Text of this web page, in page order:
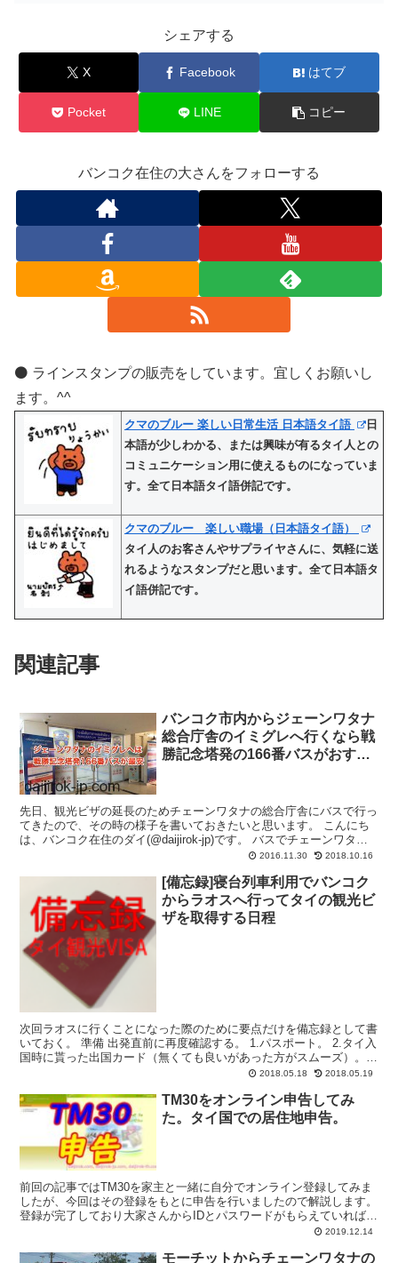
シェアする
X Facebook はてブ
Pocket LINE コピー
バンコク在住の大さんをフォローする
⚫️ ラインスタンプの販売をしています。宜しくお願いし
ます。^^
クマのブルー 楽しい日常生活 日本語タイ語
日
本語が少しわかる、または興味が有るタイ人との
コミュニケーション用に使えるものになっていま
す。全て日本語タイ語併記です。
クマのブルー 楽しい職場（日本語タイ語）
タイ人のお客さんやサプライヤさんに、気軽に送
れるようなスタンプだと思います。全て日本語タ
イ語併記です。
関連記事
バンコク市内からジェーンワタナ
総合庁舎のイミグレへ行くなら戦
勝記念塔発の166番バスがおすす
先日、観光ビザの延長のためチェーンワタナの総合庁舎にバスで行っ
てきたので、その時の様子を書いておきたいと思います。 こんにち
は、バンコク在住のダイ(@daijirok-jp)です。 バスでチェーンワタナ
2016.11.30 2018.10.16
[備忘録]寝台列車利用でバンコク
からラオスへ行ってタイの観光ビ
ザを取得する日程
次回ラオスに行くことになった際のために要点だけを備忘録として書
いておく。 準備 出発直前に再度確認する。 1.パスポート。 2.タイ入
国時に貰った出国カード（無くても良いがあった方がスムーズ）。
2018.05.18 2018.05.19
TM30をオンライン申告してみ
た。タイ国での居住地申告。
前回の記事ではTM30を家主と一緒に自分でオンライン登録してみま
したが、今回はその登録をもとに申告を行いましたので解説します。
登録が完了しており大家さんからIDとパスワードがもらえていれば、
2019.12.14
モーチットからチェーンワタナの